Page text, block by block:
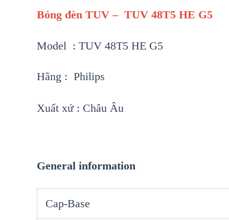
Bóng đèn TUV – TUV 48T5 HE G5
Model : TUV 48T5 HE G5
Hãng : Philips
Xuất xứ : Châu Âu
General information
Cap-Base